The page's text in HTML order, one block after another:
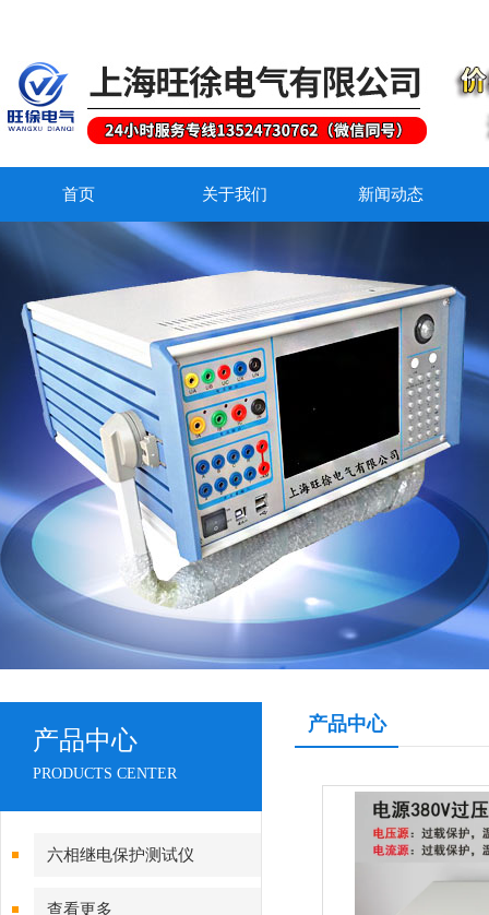
首页 关于我们 新闻动态
产品中心
PRODUCTS CENTER
六相继电保护测试仪
查看更多
产品中心